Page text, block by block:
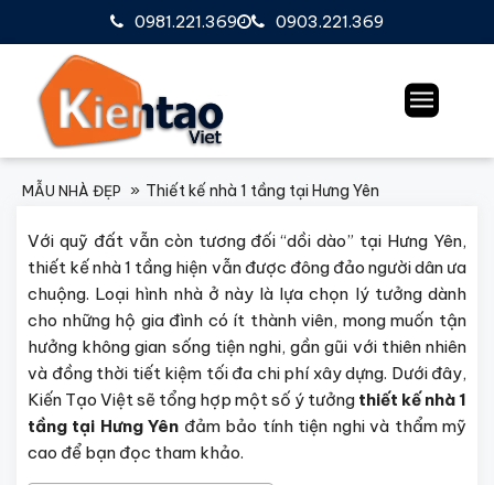
0903.221.369
0981.221.369
MẪU NHÀ ĐẸP Thiết kế nhà 1 tầng tại Hưng Yên
Với quỹ đất vẫn còn tương đối “dồi dào” tại Hưng Yên,
thiết kế nhà 1 tầng hiện vẫn được đông đảo người dân ưa
chuộng. Loại hình nhà ở này là lựa chọn lý tưởng dành
cho những hộ gia đình có ít thành viên, mong muốn tận
hưởng không gian sống tiện nghi, gần gũi với thiên nhiên
và đồng thời tiết kiệm tối đa chi phí xây dựng. Dưới đây,
Kiến Tạo Việt sẽ tổng hợp một số ý tưởng thiết kế nhà 1
tầng tại Hưng Yên đảm bảo tính tiện nghi và thẩm mỹ
cao để bạn đọc tham khảo.